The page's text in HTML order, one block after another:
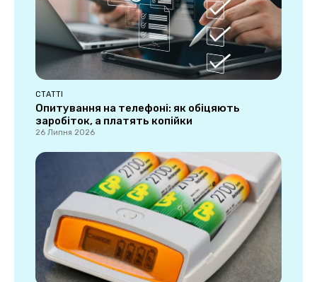
СТАТТІ
Опитування на телефоні: як обіцяють
заробіток, а платять копійки
26 Липня 2026